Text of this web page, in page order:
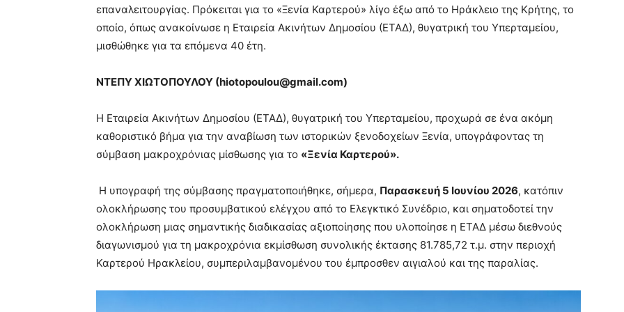
επαναλειτουργίας. Πρόκειται για το «Ξενία Καρτερού» λίγο έξω από το Ηράκλειο της Κρήτης, το
οποίο, όπως ανακοίνωσε η Εταιρεία Ακινήτων Δημοσίου (ΕΤΑΔ), θυγατρική του Υπερταμείου,
μισθώθηκε για τα επόμενα 40 έτη.
ΝΤΕΠΥ ΧΙΩΤΟΠΟΥΛΟΥ (hiotopoulou@gmail.com)
Η Εταιρεία Ακινήτων Δημοσίου (ΕΤΑΔ), θυγατρική του Υπερταμείου, προχωρά σε ένα ακόμη
καθοριστικό βήμα για την αναβίωση των ιστορικών ξενοδοχείων Ξενία, υπογράφοντας τη
σύμβαση μακροχρόνιας μίσθωσης για το «Ξενία Καρτερού».
Η υπογραφή της σύμβασης πραγματοποιήθηκε, σήμερα, Παρασκευή 5 Ιουνίου 2026, κατόπιν
ολοκλήρωσης του προσυμβατικού ελέγχου από το Ελεγκτικό Συνέδριο, και σηματοδοτεί την
ολοκλήρωση μιας σημαντικής διαδικασίας αξιοποίησης που υλοποίησε η ΕΤΑΔ μέσω διεθνούς
διαγωνισμού για τη μακροχρόνια εκμίσθωση συνολικής έκτασης 81.785,72 τ.μ. στην περιοχή
Καρτερού Ηρακλείου, συμπεριλαμβανομένου του έμπροσθεν αιγιαλού και της παραλίας.